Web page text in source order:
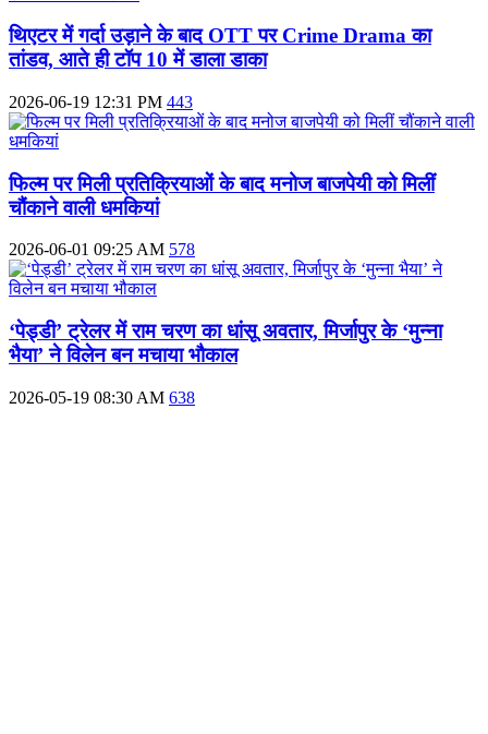
थिएटर में गर्दा उड़ाने के बाद OTT पर Crime Drama का
तांडव, आते ही टॉप 10 में डाला डाका
2026-06-19 12:31 PM 443
फिल्म पर मिली प्रतिक्रियाओं के बाद मनोज बाजपेयी को मिलीं
चौंकाने वाली धमकियां
2026-06-01 09:25 AM 578
‘पेड्डी’ ट्रेलर में राम चरण का धांसू अवतार, मिर्जापुर के ‘मुन्ना
भैया’ ने विलेन बन मचाया भौकाल
2026-05-19 08:30 AM 638